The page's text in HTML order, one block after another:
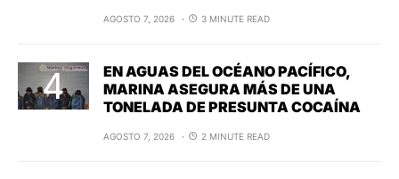
AGOSTO 7, 2026 3 MINUTE READ
EN AGUAS DEL OCÉANO PACÍFICO,
MARINA ASEGURA MÁS DE UNA
TONELADA DE PRESUNTA COCAÍNA
AGOSTO 7, 2026 2 MINUTE READ